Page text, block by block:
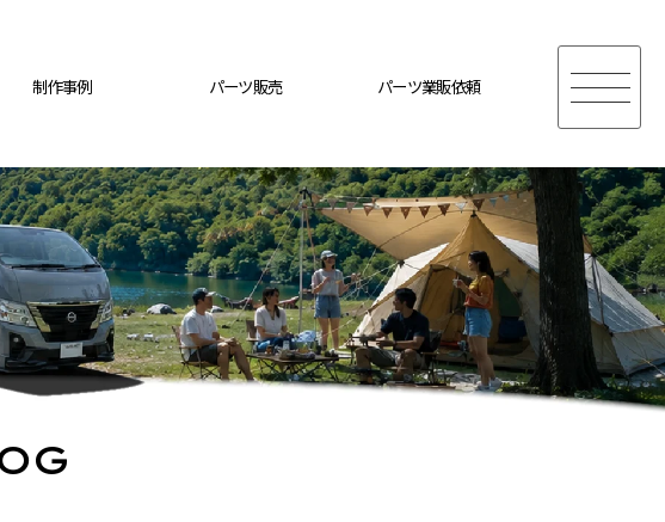
制作事例 パーツ販売 パーツ業販依頼